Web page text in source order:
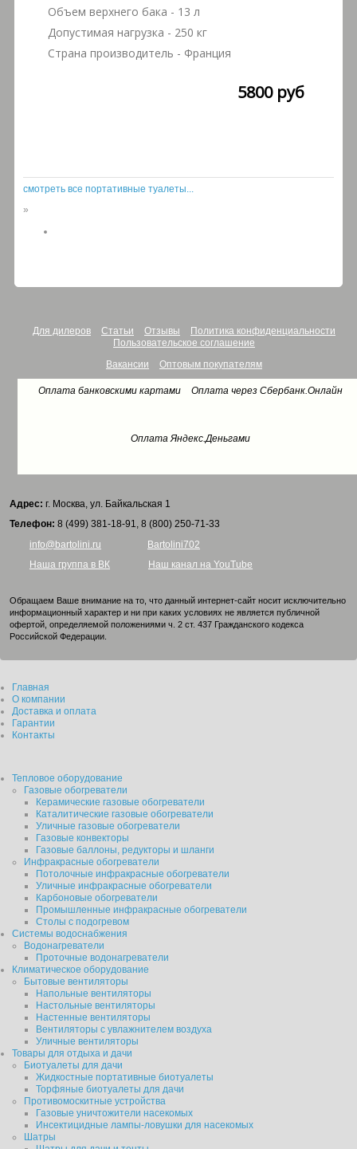
Объем верхнего бака - 13 л
Допустимая нагрузка - 250 кг
Страна производитель - Франция
5800 руб
смотреть все портативные туалеты...
»
Для дилеров Статьи Отзывы
Политика конфиденциальности
Пользовательское соглашение
Вакансии
Оптовым покупателям
Оплата банковскими картами Оплата через Сбербанк.Онлайн
Оплата Яндекс.Деньгами
Адрес: г. Москва, ул. Байкальская 1
Телефон: 8 (499) 381-18-91, 8 (800) 250-71-33
info@bartolini.ru
Bartolini702
Наша группа в ВК
Наш канал на YouTube
Обращаем Ваше внимание на то, что данный интернет-сайт носит исключительно
информационный характер и ни при каких условиях не является публичной
офертой, определяемой положениями ч. 2 ст. 437 Гражданского кодекса
Российской Федерации.
Главная
О компании
Доставка и оплата
Гарантии
Контакты
Тепловое оборудование
Газовые обогреватели
Керамические газовые обогреватели
Каталитические газовые обогреватели
Уличные газовые обогреватели
Газовые конвекторы
Газовые баллоны, редукторы и шланги
Инфракрасные обогреватели
Потолочные инфракрасные обогреватели
Уличные инфракрасные обогреватели
Карбоновые обогреватели
Промышленные инфракрасные обогреватели
Столы с подогревом
Системы водоснабжения
Водонагреватели
Проточные водонагреватели
Климатическое оборудование
Бытовые вентиляторы
Напольные вентиляторы
Настольные вентиляторы
Настенные вентиляторы
Вентиляторы с увлажнителем воздуха
Уличные вентиляторы
Товары для отдыха и дачи
Биотуалеты для дачи
Жидкостные портативные биотуалеты
Торфяные биотуалеты для дачи
Противомоскитные устройства
Газовые уничтожители насекомых
Инсектицидные лампы-ловушки для насекомых
Шатры